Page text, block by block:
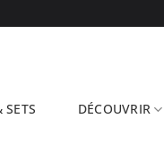
SETS DÉCOUVRIR